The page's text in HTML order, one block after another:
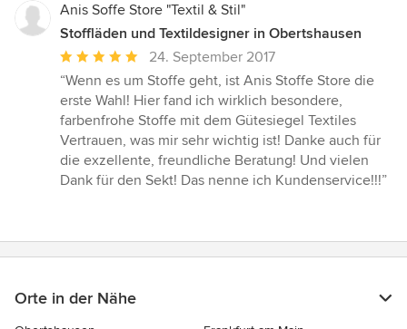
Anis Soffe Store "Textil & Stil"
Stoffläden und Textildesigner in Obertshausen
Durchschnittliche
Bewertung:
5
von
5
Sternen
24. September 2017
“Wenn es um Stoffe geht, ist Anis Stoffe Store die
erste Wahl! Hier fand ich wirklich besondere,
farbenfrohe Stoffe mit dem Gütesiegel Textiles
Vertrauen, was mir sehr wichtig ist! Danke auch für
die exzellente, freundliche Beratung! Und vielen
Dank für den Sekt! Das nenne ich Kundenservice!!!”
Orte in der Nähe